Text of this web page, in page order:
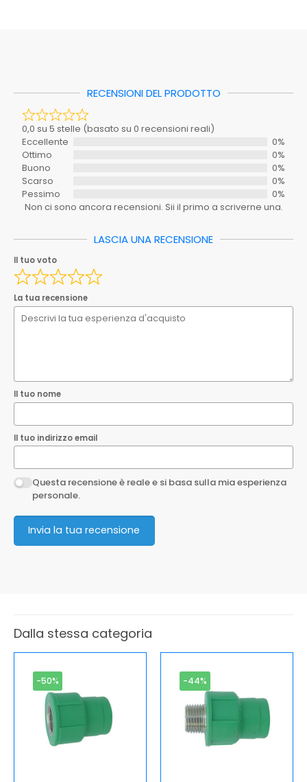
Inclusi_nel_set
SI
Materiale
Richiede_montaggio
Stanza
BAGNO
Tipo
Serie
ND
Spedizione_ebay
0.00
Spedizione_ebay_1
Ean
EAN
8033408146409
Il tuo voto
La tua recensione
Il tuo indirizzo email
Invia la tua recensione
RECENSIONI DEL PRODOTTO
0,0 su 5 stelle (basato su 0 recensioni reali)
Eccellente
0%
Ottimo
0%
Buono
0%
Scarso
0%
Pessimo
0%
Non ci sono ancora recensioni. Sii il primo a scriverne una.
LASCIA UNA RECENSIONE
Il tuo voto
La tua recensione
Il tuo nome
Il tuo indirizzo email
Questa recensione è reale e si basa sulla mia esperienza
personale.
Invia la tua recensione
Dalla stessa categoria
-50% -44%